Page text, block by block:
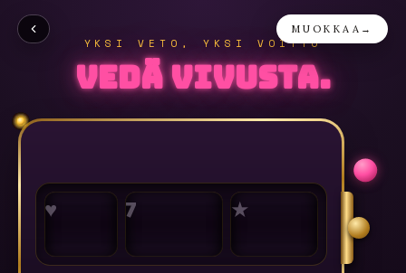
YKSI VETO, YKSI VOITTO
Vedä vivusta.
♥ 7 ★
MUOKKAA →